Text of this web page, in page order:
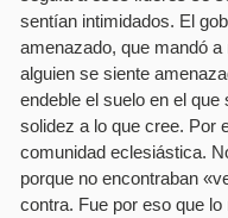
sentí­an intimidados. El
amenazado, que mandó
alguien se siente
endeble el suelo en el
solidez a lo que cree. Por
comunidad eclesiástica.
porque no encontraban
contra. Fue por eso que